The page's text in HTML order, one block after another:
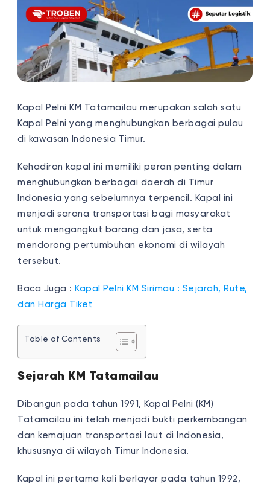
Kapal Pelni KM Tatamailau merupakan salah satu
Kapal Pelni yang menghubungkan berbagai pulau
di kawasan Indonesia Timur.
Kehadiran kapal ini memiliki peran penting dalam
menghubungkan berbagai daerah di Timur
Indonesia yang sebelumnya terpencil. Kapal ini
menjadi sarana transportasi bagi masyarakat
untuk mengangkut barang dan jasa, serta
mendorong pertumbuhan ekonomi di wilayah
tersebut.
Baca Juga : Kapal Pelni KM Sirimau : Sejarah, Rute,
dan Harga Tiket
Table of Contents
Sejarah KM Tatamailau
Dibangun pada tahun 1991, Kapal Pelni (KM)
Tatamailau ini telah menjadi bukti perkembangan
dan kemajuan transportasi laut di Indonesia,
khususnya di wilayah Timur Indonesia.
Kapal ini pertama kali berlayar pada tahun 1992,